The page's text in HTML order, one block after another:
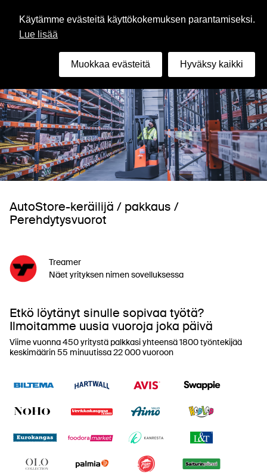
Suomi
AutoStore-keräilijä / pakkaus /
Perehdytysvuorot
Treamer
Näet yrityksen nimen sovelluksessa
Etkö löytänyt sinulle sopivaa työtä?
Ilmoitamme uusia vuoroja joka päivä
Viime vuonna 450 yritystä palkkasi yhteensä 1800 työntekijää
keskimäärin 55 minuutissa 22 000 vuoroon
Käytämme evästeitä käyttökokemuksen parantamiseksi.
Lue lisää
Muokkaa evästeitä Hyväksy kaikki